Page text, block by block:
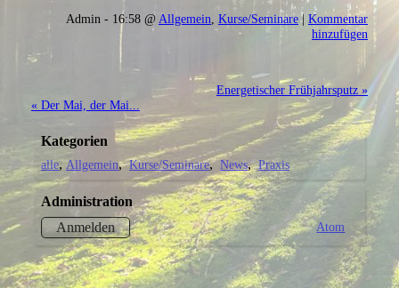
Admin - 16:58 @Allgemein, Kurse/Seminare| Kommentar
hinzufügen
Energetischer Frühjahrsputz »
« Der Mai, der Mai...
Kategorien
alle Allgemein Kurse/Seminare News Praxis
Administration
Anmelden
Atom